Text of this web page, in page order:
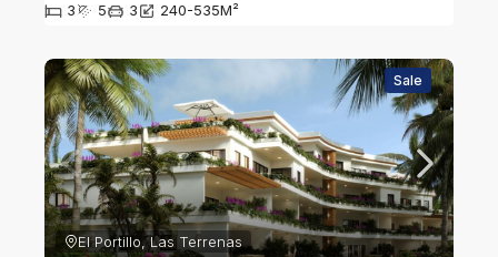
3 5 3 240-535M²
Sale
El Portillo, Las Terrenas